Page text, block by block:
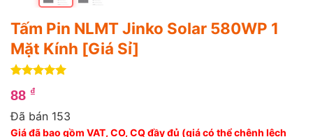
Tấm Pin NLMT Jinko Solar 580WP 1
Mặt Kính [Giá Sỉ]
trên 5
dựa trên
88 ₫
Đã bán 153
Giá đã bao gồm VAT, CO, CQ đầy đủ (giá có thể chênh lệch